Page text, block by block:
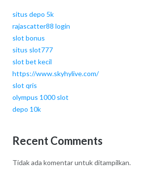
situs depo 5k
rajascatter88 login
slot bonus
situs slot777
slot bet kecil
https://www.skyhylive.com/
slot qris
olympus 1000 slot
depo 10k
Recent Comments
Tidak ada komentar untuk ditampilkan.